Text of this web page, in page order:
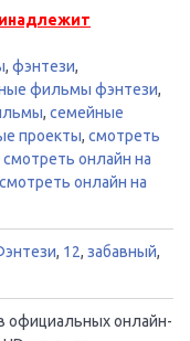
, фэнтези,
фильмы фэнтези,
, семейные
проекты, смотреть
смотреть онлайн на
смотреть онлайн на
, 12, забавный,
официальных онлайн-